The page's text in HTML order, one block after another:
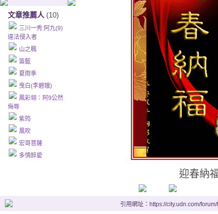
文章推薦人 (10)
三川一秀:阿九(9)
違法侵入者
山之楓
笛藍
夏雨季
曳白(李碧娥)
鳳彩翎：阿9公然
侮辱
紫筠
風吹
宏哥菩薩
多情醉愛
迎春納
引用網址：https://city.udn.com/